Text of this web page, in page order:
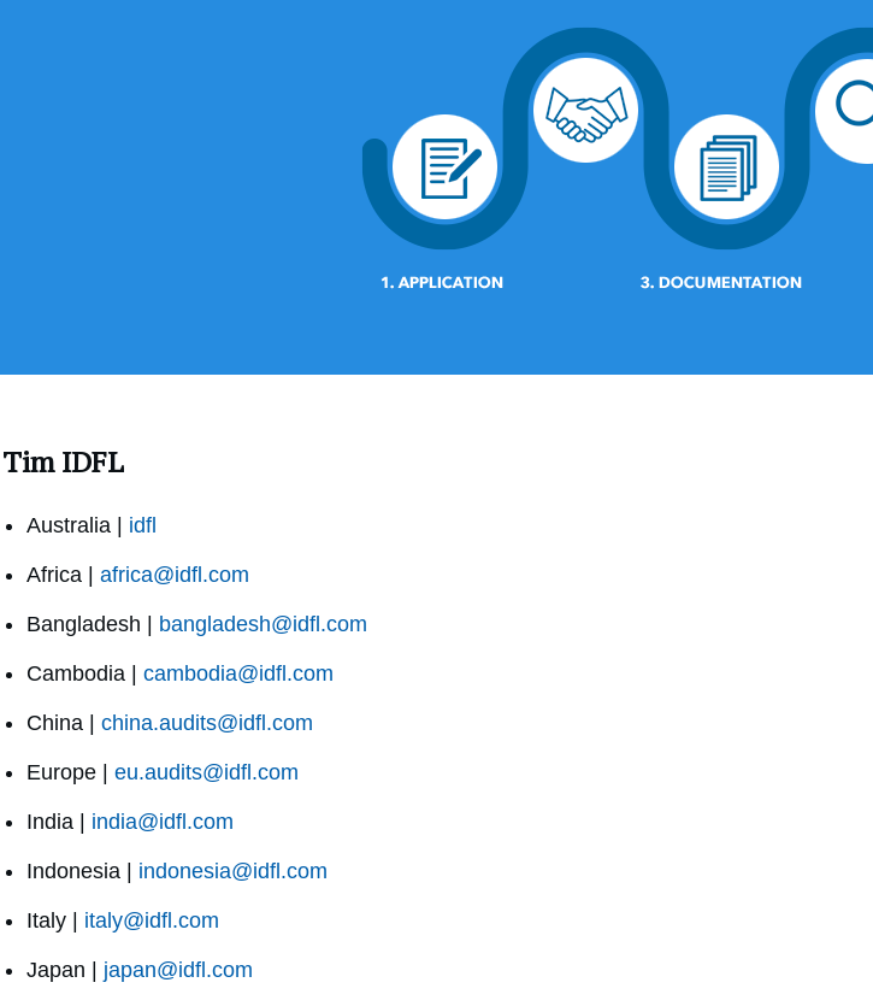
Tim IDFL
Australia | idfl
Africa | africa@idfl.com
Bangladesh | bangladesh@idfl.com
Cambodia | cambodia@idfl.com
China | china.audits@idfl.com
Europe | eu.audits@idfl.com
India | india@idfl.com
Indonesia | indonesia@idfl.com
Italy | italy@idfl.com
Japan | japan@idfl.com